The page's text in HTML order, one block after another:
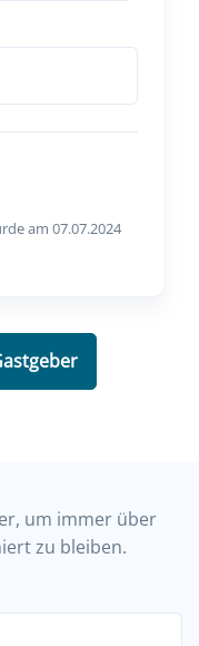
am 07.07.2024
um immer über
zu bleiben.